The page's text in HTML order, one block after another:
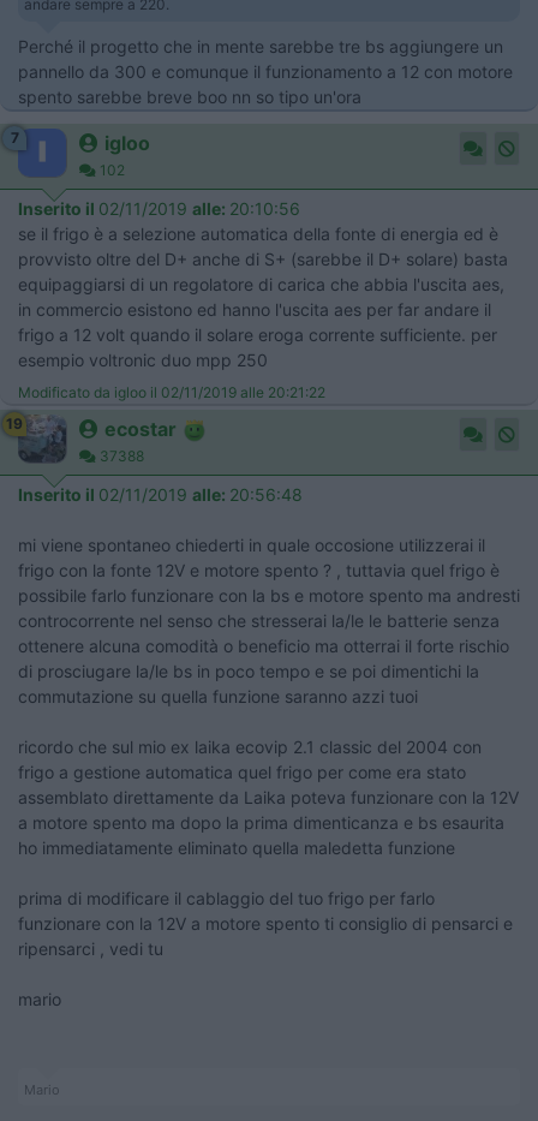
andare sempre a 220. ​​​​
Perché il progetto che in mente sarebbe tre bs aggiungere un
pannello da 300 e comunque il funzionamento a 12 con motore
spento sarebbe breve boo nn so tipo un'ora
7 igloo
102
Inserito il 02/11/2019 alle: 20:10:56
se il frigo è a selezione automatica della fonte di energia ed è
provvisto oltre del D+ anche di S+ (sarebbe il D+ solare) basta
equipaggiarsi di un regolatore di carica che abbia l'uscita aes,
in commercio esistono ed hanno l'uscita aes per far andare il
frigo a 12 volt quando il solare eroga corrente sufficiente. per
esempio voltronic duo mpp 250
Modificato da igloo il 02/11/2019 alle 20:21:22
19
ecostar
37388
Inserito il 02/11/2019 alle: 20:56:48
mi viene spontaneo chiederti in quale occosione utilizzerai il
frigo con la fonte 12V e motore spento ? , tuttavia quel frigo è
possibile farlo funzionare con la bs e motore spento ma andresti
controcorrente nel senso che stresserai la/le le batterie senza
ottenere alcuna comodità o beneficio ma otterrai il forte rischio
di prosciugare la/le bs in poco tempo e se poi dimentichi la
commutazione su quella funzione saranno azzi tuoi
ricordo che sul mio ex laika ecovip 2.1 classic del 2004 con
frigo a gestione automatica quel frigo per come era stato
assemblato direttamente da Laika poteva funzionare con la 12V
a motore spento ma dopo la prima dimenticanza e bs esaurita
ho immediatamente eliminato quella maledetta funzione
prima di modificare il cablaggio del tuo frigo per farlo
funzionare con la 12V a motore spento ti consiglio di pensarci e
ripensarci , vedi tu
mario
Mario